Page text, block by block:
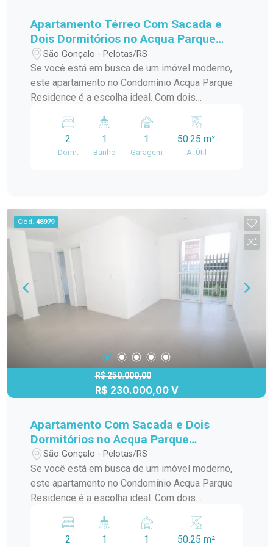
agende sua visita!
Apartamento Térreo Com Sacada e
Dois Dormitórios no Acqua Parque
Residence
São Gonçalo - Pelotas/RS
Se você está em busca de um imóvel moderno,
este apartamento no Condomínio Acqua Parque
Residence é a escolha ideal. Com dois
localização estratégica, o imóvel proporciona
praticidade e bem-estar no seu dia a dia.
Características do Imóvel: Sala de estar ampla e
paisagem, tomar um café ou simplesmente
relaxar. Cozinha integrada: Prática, com piso frio e
layout que otimiza o ambiente, conectada à sala
de estar, criando um espaço de convivência
com ótima iluminação natural, perfeitos para
descanso e privacidade. Banheiro social com box
de vidro Destaque para a Localização: O
na Av. Bento Gonçalves, próximo ao Carrefour, ao
Parque Una. Além disso, oferece fácil acesso a
escolas, transporte público, comércios e
serviços diversos, facilitando sua rotina. Agende
apartamento completo e pronto para morar!
2
Dorm.
1
Banho
1
Garagem
50.25 m²
A. Útil
Cód. 48979
R$ 250.000,00
R$ 230.000,00 V
Apartamento Com Sacada e Dois
Dormitórios no Acqua Parque
Residence
São Gonçalo - Pelotas/RS
Se você está em busca de um imóvel moderno,
este apartamento no Condomínio Acqua Parque
Residence é a escolha ideal. Com dois
localização estratégica, o imóvel proporciona
praticidade e bem-estar no seu dia a dia.
2 1 1 50.25 m²